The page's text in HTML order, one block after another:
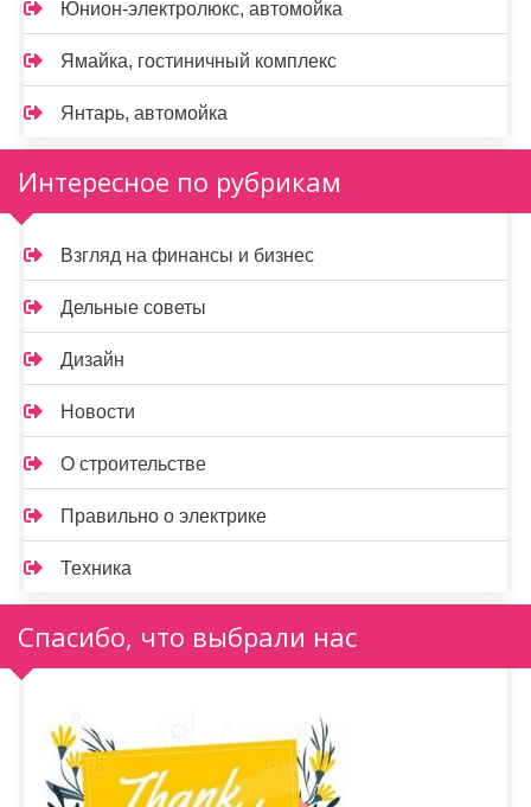
Юнион-электролюкс, автомойка
Ямайка, гостиничный комплекс
Янтарь, автомойка
Интересное по рубрикам
Взгляд на финансы и бизнес
Дельные советы
Дизайн
Новости
О строительстве
Правильно о электрике
Техника
Спасибо, что выбрали нас